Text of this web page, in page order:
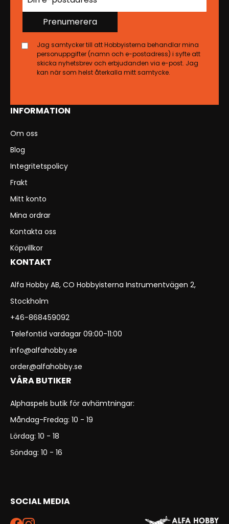
INFORMATION
Om oss
Blog
Integritetspolicy
Frakt
Mitt konto
Mina ordrar
Kontakta oss
Köpvillkor
KONTAKT
Alfa Hobby AB, CO Hobbyisterna Instrumentvägen 2,
Stockholm
+46-868459092
Telefontid vardagar 09:00-11:00
info@alfahobby.se
order@alfahobby.se
VÅRA BUTIKER
Alphaspels butik för avhämtningar:
Måndag-Fredag: 10 - 19
Lördag: 10 - 18
Söndag: 10 - 16
SOCIAL MEDIA
Prenumerera
Jag samtycker till att Hobbyisterna behandlar mina
personuppgifter (namn och e-postadress) i syfte att
skicka nyhetsbrev och erbjudanden via e-post. Jag
kan när som helst återkalla mitt samtycke.